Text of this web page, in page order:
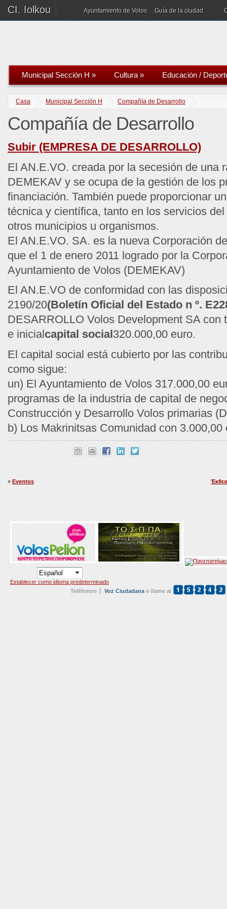
CI. Iolkou Ayuntamiento de Volos Guía de la ciudad
Municipal Sección H » Cultura» Educación /
Casa Municipal Sección H Compañía de Desarrollo
Compañía de Desarrollo
Subir (EMPRESA DE DESARROLLO)
El AN.E.VO. creada por la secesión de una
DEMEKAV y se ocupa de la gestión de los
financiación. También puede proporcionar
técnica y científica, tanto en los servicios
otros municipios u organismos.
El AN.E.VO. SA. es la nueva Corporación
que el 1 de enero 2011 logrado por la
Ayuntamiento de Volos (DEMEKAV)
El AN.E.VO de conformidad con las
2190/20(Boletín Oficial del Estado n º.
DESARROLLO Volos Development SA
e inicialcapital social320.000,00 euro.
El capital social está cubierto por las
como sigue:
un) El Ayuntamiento de Volos 317.000,00
programas de la industria de capital de
Construcción y Desarrollo Volos primarias
b) Los Makrinitsas Comunidad con 3.000,00
« Eventos
Establecer como idioma predeterminado
Teléfonos
Voz Ciudadana o llame al